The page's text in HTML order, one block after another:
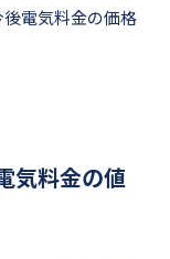
電気料金の価格
気料金の値